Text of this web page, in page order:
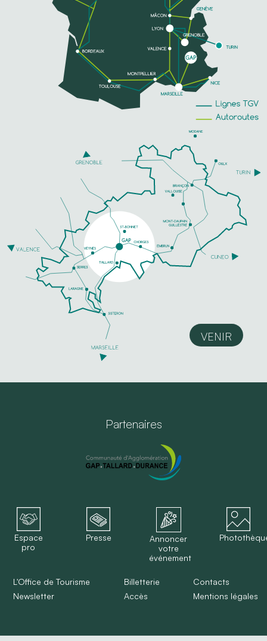
VENIR
Partenaires
Espace
pro
Presse
Annoncer
votre
événement
L'Office de Tourisme
Newsletter
Billetterie
Accès
Contacts
Mentions légales